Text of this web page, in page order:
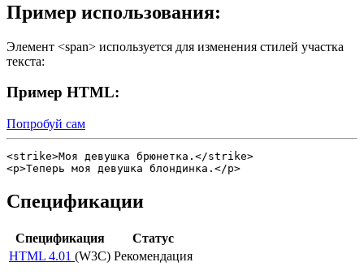
Пример использования:
Элемент <span> используется для изменения стилей участка
текста:
Пример HTML:
Попробуй сам
<strike>Моя девушка брюнетка.</strike>
<p>Теперь моя девушка блондинка.</p>
Спецификации
Спецификация
Статус
HTML 4.01 (W3C) Рекомендация